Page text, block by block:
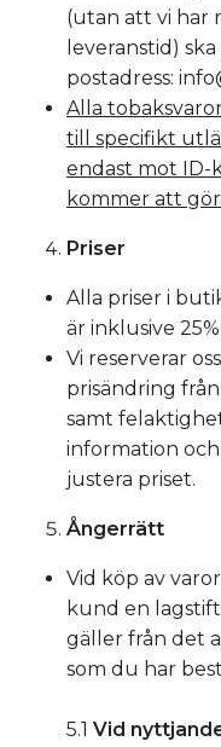
(utan att vi har
leveranstid)
postadress:
Alla
till specifikt
endast mot ID-
kommer att
Priser
Alla priser i
är inklusive
Vi reserverar
prisändring
samt
information
justera priset.
Ångerrätt
Vid köp av
kund en
gäller från det
som du har
5.1 Vid